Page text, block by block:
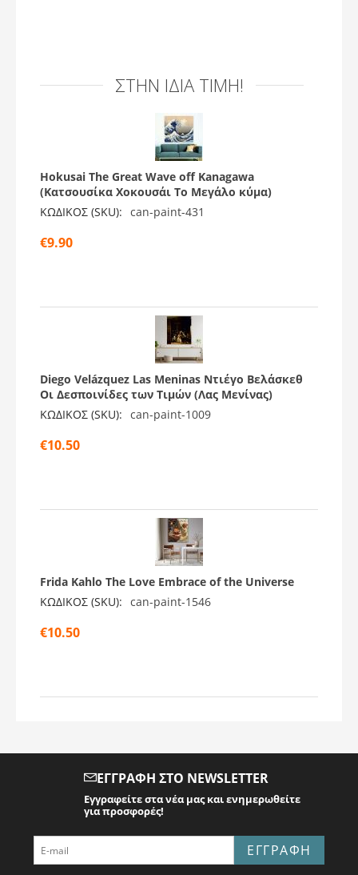
ΣΤΗΝ ΊΔΙΑ ΤΙΜΉ!
Hokusai The Great Wave off Kanagawa
(Κατσουσίκα Χοκουσάι Το Μεγάλο κύμα)
ΚΩΔΙΚΟΣ (SKU): can-paint-431
€9.90
Diego Velázquez Las Meninas Ντιέγο Βελάσκεθ
Οι Δεσποινίδες των Τιμών (Λας Μενίνας)
ΚΩΔΙΚΟΣ (SKU): can-paint-1009
€10.50
Frida Kahlo The Love Embrace of the Universe
ΚΩΔΙΚΟΣ (SKU): can-paint-1546
€10.50
ΕΓΓΡΑΦΉ ΣΤΟ NEWSLETTER
Εγγραφείτε στα νέα μας και ενημερωθείτε
για προσφορές!
ΕΓΓΡΑΦΉ